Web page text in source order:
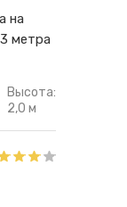
на
метра
Высота:
2,0 м